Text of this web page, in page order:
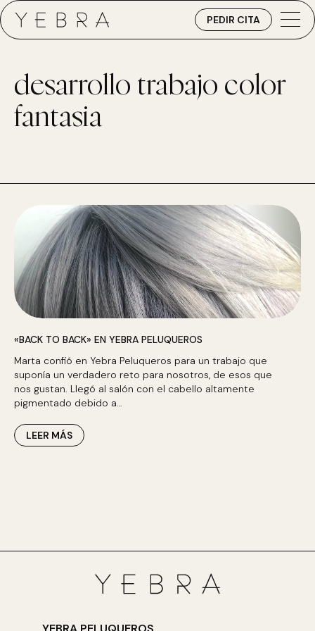
PEDIR CITA
desarrollo trabajo color
fantasia
«BACK TO BACK» EN YEBRA PELUQUEROS
Marta confió en Yebra Peluqueros para un trabajo que
suponía un verdadero reto para nosotros, de esos que
nos gustan. Llegó al salón con el cabello altamente
pigmentado debido a…
LEER MÁS